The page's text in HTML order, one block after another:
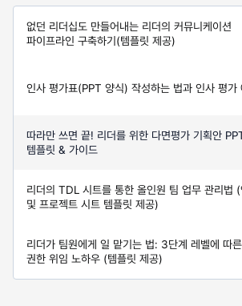
없던 리더십도 만들어내는 리더의 커뮤니케이션
파이프라인 구축하기(템플릿 제공)
인사 평가표(PPT 양식) 작성하는 법과 인사 평가
따라만 쓰면 끝! 리더를 위한 다면평가 기획안
템플릿 & 가이드
리더의 TDL 시트를 통한 올인원 팀 업무 관리법
및 프로젝트 시트 템플릿 제공)
리더가 팀원에게 일 맡기는 법: 3단계 레벨에 따른
권한 위임 노하우 (템플릿 제공)